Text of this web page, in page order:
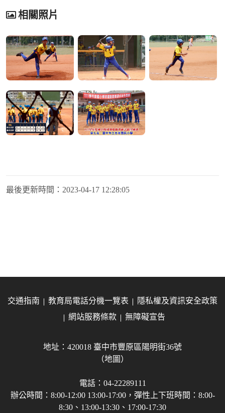
相關照片
最後更新時間： 2023-04-17 12:28:05
交通指南 教育局電話分機一覽表
隱私權及資訊安全政策
網站服務條款
無障礙宣告
地址：420018 臺中市豐原區陽明街36號
（地圖）
電話：04-22289111
辦公時間：8:00-12:00 13:00-17:00，彈性上下班時間：8:00-
8:30、13:00-13:30、17:00-17:30